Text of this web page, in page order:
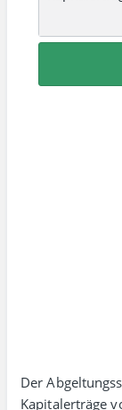
Der
Kapitalerträge